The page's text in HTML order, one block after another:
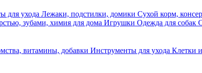
для ухода Лежаки, подстилки, домики Сухой корм,
зубами, химия для дома Игрушки Одежда для собак
витамины, добавки Инструменты для ухода Клетки